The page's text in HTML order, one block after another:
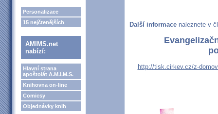
Personalizace
15 nejčtenějších
AMIMS.net
nabízí:
Hlavní strana
apoštolát A.M.I.M.S.
Knihovna on-line
Comicsy
Objednávky knih
Další informace naleznete v
http://tisk.cirkev.cz/z-